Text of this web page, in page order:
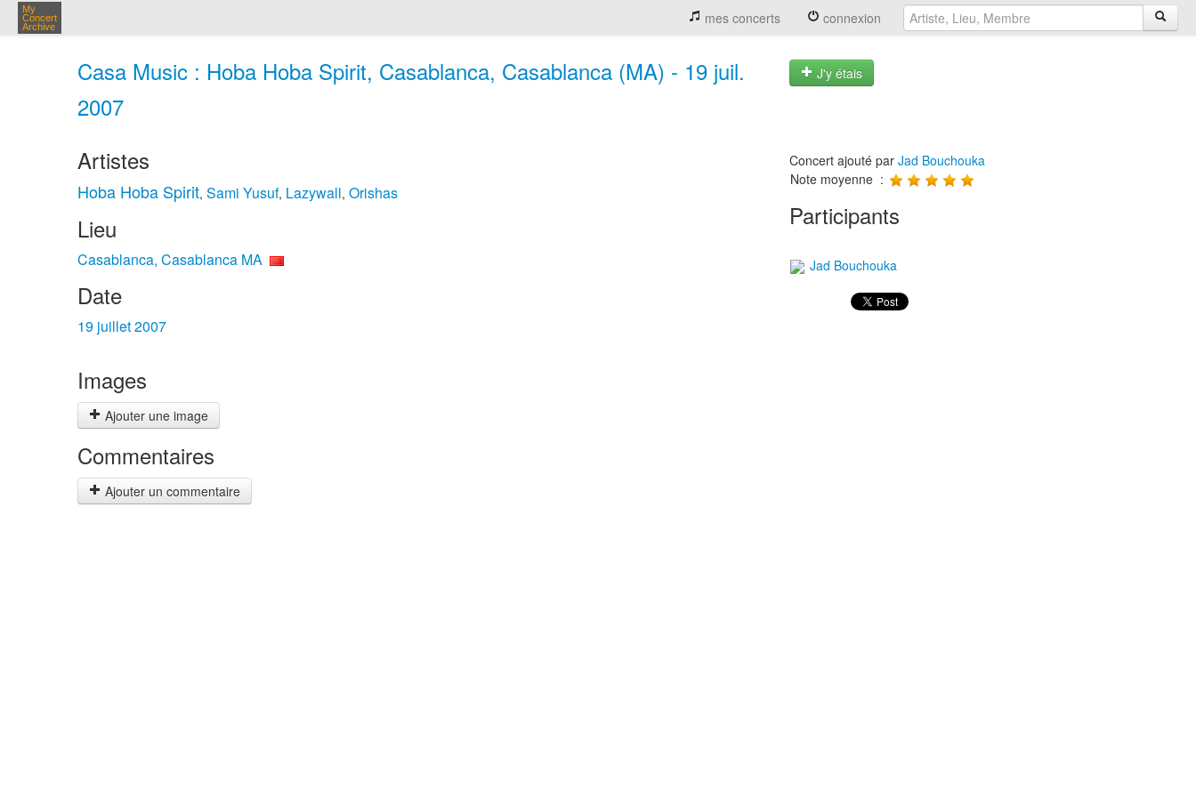
My
Concert
Archive
mes concerts connexion
Casa Music : Hoba Hoba Spirit, Casablanca, Casablanca (MA) - 19 juil.
2007
J'y étais
Artistes
Hoba Hoba Spirit, Sami Yusuf, Lazywall, Orishas
Lieu
Casablanca, Casablanca MA
Date
19 juillet 2007
Images
Ajouter une image
Commentaires
Ajouter un commentaire
Concert ajouté par Jad Bouchouka
Note moyenne :
Participants
Jad Bouchouka